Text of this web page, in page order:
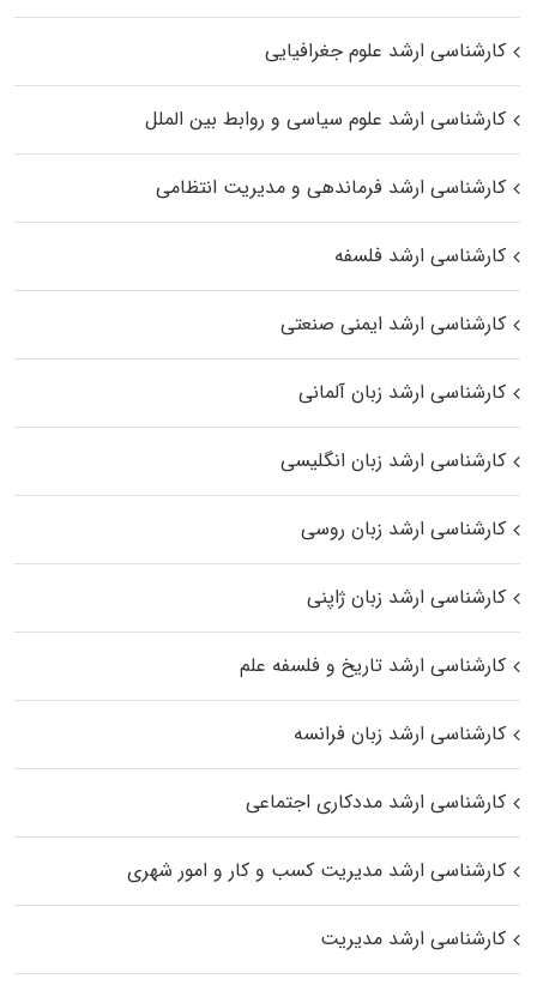
کارشناسی ارشد علوم جغرافیایی
کارشناسی ارشد علوم سیاسی و روابط بین الملل
کارشناسی ارشد فرماندهی و مدیریت انتظامی
کارشناسی ارشد فلسفه
کارشناسی ارشد ایمنی صنعتی
کارشناسی ارشد زبان آلمانی
کارشناسی ارشد زبان انگلیسی
کارشناسی ارشد زبان روسی
کارشناسی ارشد زبان ژاپنی
کارشناسی ارشد تاریخ و فلسفه علم
کارشناسی ارشد زبان فرانسه
کارشناسی ارشد مددکاری اجتماعی
کارشناسی ارشد مدیریت کسب و کار و امور شهری
کارشناسی ارشد مدیریت